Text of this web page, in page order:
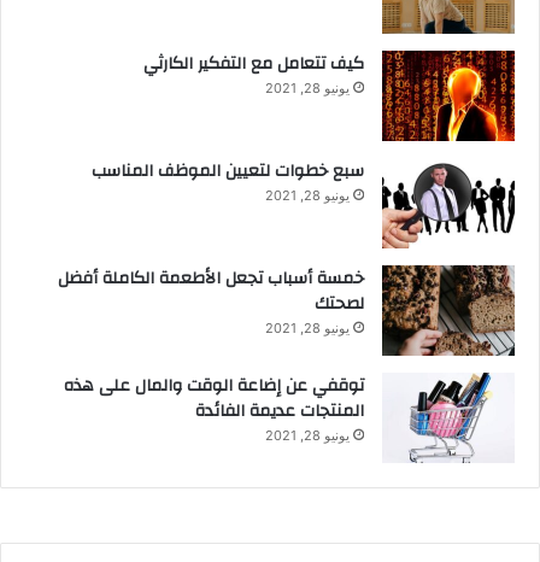
كيف تتعامل مع التفكير الكارثي
يونيو 28, 2021
سبع خطوات لتعيين الموظف المناسب
يونيو 28, 2021
خمسة أسباب تجعل الأطعمة الكاملة أفضل
لصحتك
يونيو 28, 2021
توقفي عن إضاعة الوقت والمال على هذه
المنتجات عديمة الفائدة
يونيو 28, 2021